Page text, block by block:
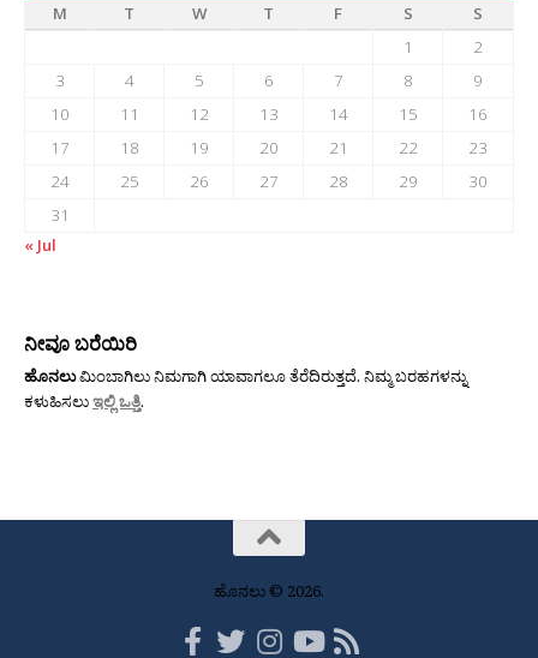
M
T W T F S
S
1
2
3
4 5 6 7 8
9
10
11 12 13 14 15
16
17
18 19 20 21 22
23
24
25 26 27 28 29
30
31
« Jul
ನೀವೂ ಬರೆಯಿರಿ
ಹೊನಲುಮಿಂಬಾಗಿಲು ನಿಮಗಾಗಿ ಯಾವಾಗಲೂ ತೆರೆದಿರುತ್ತದೆ. ನಿಮ್ಮ ಬರಹಗಳನ್ನು
ಕಳುಹಿಸಲುಇಲ್ಲಿ ಒತ್ತಿ.
ಹೊನಲು © 2026.